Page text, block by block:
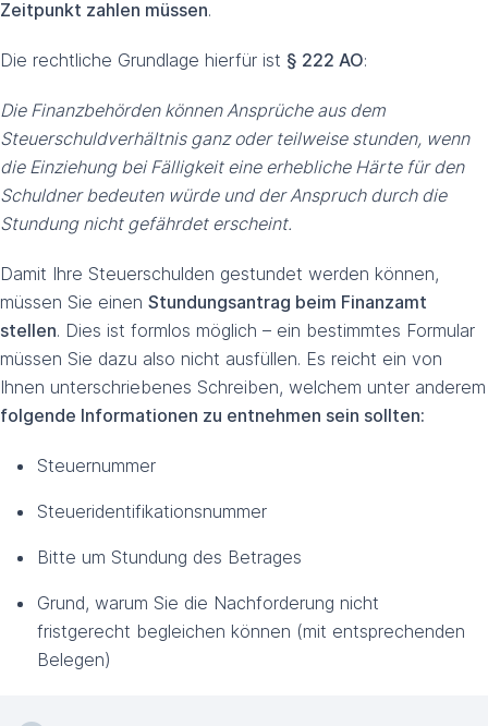
Zeitpunkt zahlen müssen.
Die rechtliche Grundlage hierfür ist § 222 AO:
Die Finanzbehörden können Ansprüche aus dem
Steuerschuldverhältnis ganz oder teilweise stunden, wenn
die Einziehung bei Fälligkeit eine erhebliche Härte für den
Schuldner bedeuten würde und der Anspruch durch die
Stundung nicht gefährdet erscheint.
Damit Ihre Steuerschulden gestundet werden können,
müssen Sie einen Stundungsantrag beim Finanzamt
stellen. Dies ist formlos möglich – ein bestimmtes Formular
müssen Sie dazu also nicht ausfüllen. Es reicht ein von
Ihnen unterschriebenes Schreiben, welchem unter anderem
folgende Informationen zu entnehmen sein sollten:
Steuernummer
Steueridentifikationsnummer
Bitte um Stundung des Betrages
Grund, warum Sie die Nachforderung nicht
fristgerecht begleichen können (mit entsprechenden
Belegen)